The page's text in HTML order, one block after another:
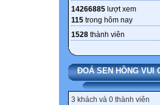
14266885 lượt xem
115 trong hôm nay
1528 thành viên
ĐOÁ SEN HỒNG VUI
3 khách và 0 thành viên